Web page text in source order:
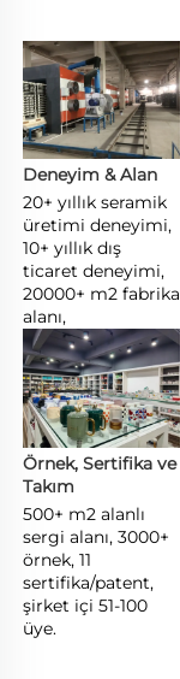
Deneyim & Alan
20+ yıllık seramik
üretimi deneyimi,
10+ yıllık dış
ticaret deneyimi,
20000+ m2 fabrika
alanı,
Örnek, Sertifika ve
Takım
500+ m2 alanlı
sergi alanı, 3000+
örnek, 11
sertifika/patent,
şirket içi 51-100
üye.